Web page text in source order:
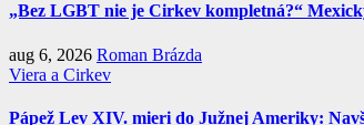
„Bez LGBT nie je Cirkev kompletná?“
aug 6, 2026 Roman Brázda
Viera a Cirkev
Pápež Lev XIV. mieri do Južnej Ameriky: